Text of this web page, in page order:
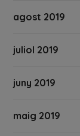
agost 2019
juliol 2019
juny 2019
maig 2019